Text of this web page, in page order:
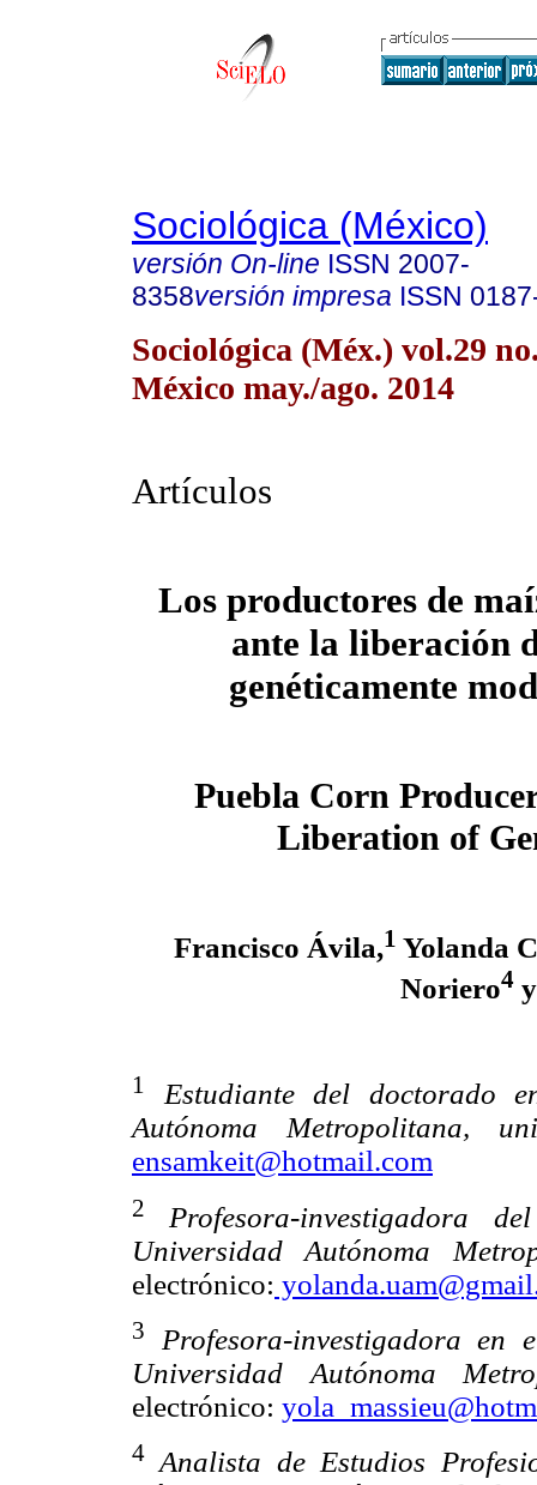
Sociológica (México)
versión On-line ISSN 2007-
8358versión impresa ISSN
Sociológica (Méx.) vol.29
México may./ago. 2014
Artículos
Los productores de
ante la liberación
genéticamente
Puebla Corn
Liberation of
Francisco Ávila,1 Yolanda
Noriero4y
1
Estudiante del doctorado
Autónoma Metropolitana,
ensamkeit@hotmail.com
2
Profesora-investigadora
Universidad Autónoma
electrónico:
3
Profesora-investigadora
Universidad Autónoma
electrónico:
4 Analista de Estudios